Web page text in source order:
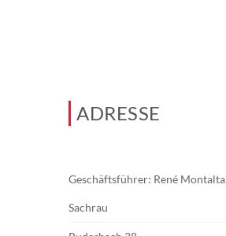
ADRESSE
Geschäftsführer: René
Sachrau